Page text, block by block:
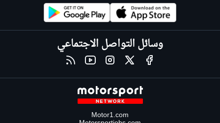
وسائل التواصل الاجتماعي
Motor1.com